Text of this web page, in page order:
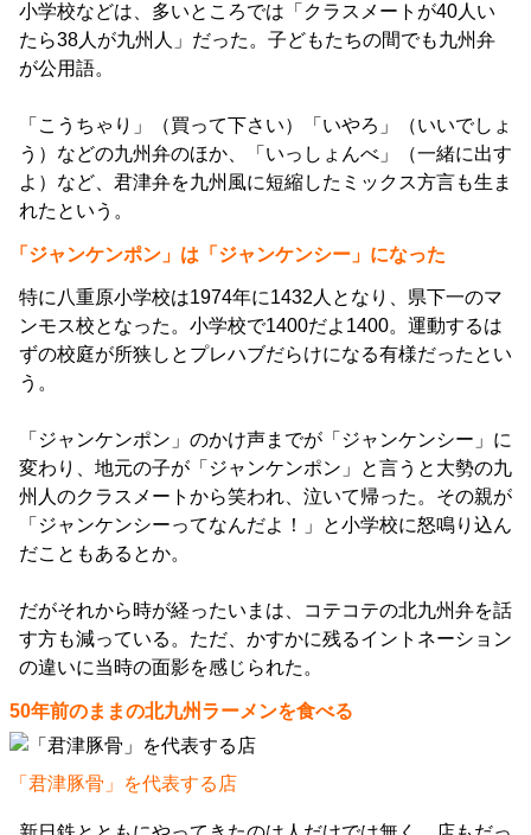
小学校などは、多いところでは「クラスメートが40人い
たら38人が九州人」だった。子どもたちの間でも九州弁
が公用語。
「こうちゃり」（買って下さい）「いやろ」（いいでしょ
う）などの九州弁のほか、「いっしょんべ」（一緒に出す
よ）など、君津弁を九州風に短縮したミックス方言も生ま
れたという。
「ジャンケンポン」は「ジャンケンシー」になった
特に八重原小学校は1974年に1432人となり、県下一のマ
ンモス校となった。小学校で1400だよ1400。運動するは
ずの校庭が所狭しとプレハブだらけになる有様だったとい
う。
「ジャンケンポン」のかけ声までが「ジャンケンシー」に
変わり、地元の子が「ジャンケンポン」と言うと大勢の九
州人のクラスメートから笑われ、泣いて帰った。その親が
「ジャンケンシーってなんだよ！」と小学校に怒鳴り込ん
だこともあるとか。
だがそれから時が経ったいまは、コテコテの北九州弁を話
す方も減っている。ただ、かすかに残るイントネーション
の違いに当時の面影を感じられた。
50年前のままの北九州ラーメンを食べる
「君津豚骨」を代表する店